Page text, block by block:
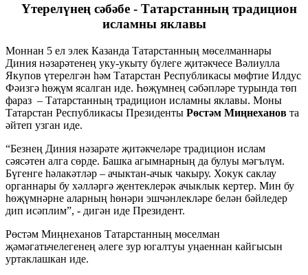
Үтерелүнең сәбәбе - Татарстанның традицион
исламны яклавы
Моннан 5 ел элек Казанда Татарстанның мөселманнары
Диния нәзарәтенең уку-укыту бүлеге җитәкчесе Вәлиулла
Якупов үтерелгән һәм Татарстан Республикасы мөфтие Илдус
Фәизгә һөҗүм ясалган иде. Һөҗүмнең сәбәпләре турында төп
фараз – Татарстанның традицион исламны яклавы. Моны
Татарстан Республикасы Президенты Рөстәм Миңнеханов та
әйтеп узган иде.
“Безнең Диния нәзарәте җитәкчеләре традицион ислам
сәясәтен алга сөрде. Башка агымнарның да булуы мәгълүм.
Бүгенге һәлакәтләр – ачыктан-ачык чакыру. Хокук саклау
органнары бу хәлләргә җентеклерәк ачыклык кертер. Мин бу
һөҗүмнәрне аларның һөнәри эшчәнлекләре белән бәйледер
дип исәплим”, - дигән иде Президент.
Рөстәм Миңнеханов Татарстанның мөселман
җәмәгатьчелегенең әлеге зур югалтуы уңаеннан кайгысын
уртаклашкан иде.